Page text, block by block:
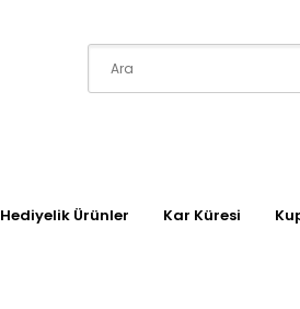
Hediyelik Ürünler Kar Küresi